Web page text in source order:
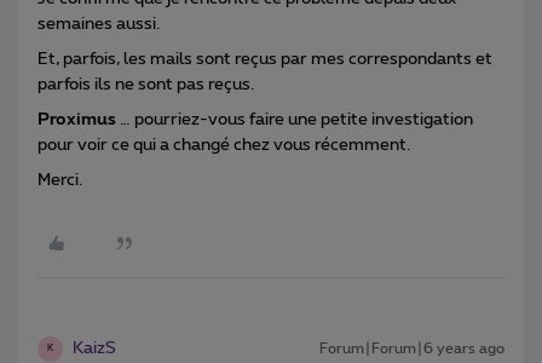
semaines aussi.
Et, parfois, les mails sont reçus par mes correspondants et
parfois ils ne sont pas reçus.
Proximus … pourriez-vous faire une petite investigation
pour voir ce qui a changé chez vous récemment.
Merci.
K KaizS Forum|Forum|6 years ago